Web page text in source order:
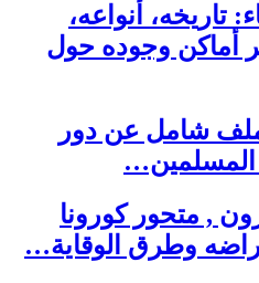
تاريخه، أنواعه،
أماكن وجوده حول
شامل عن دور
المسلمين…
, متحور كورونا
وطرق الوقاية…